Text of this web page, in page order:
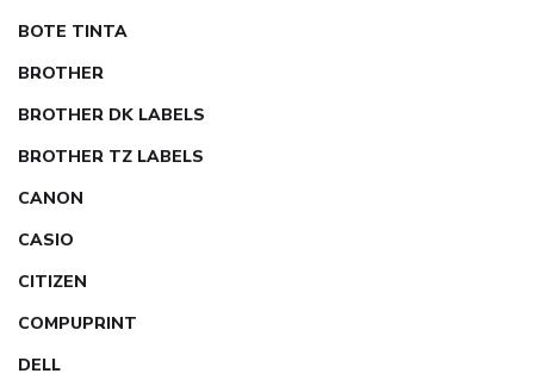
BOTE TINTA
BROTHER
BROTHER DK LABELS
BROTHER TZ LABELS
CANON
CASIO
CITIZEN
COMPUPRINT
DELL